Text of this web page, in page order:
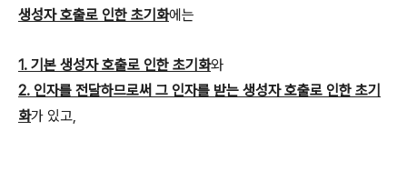
생성자 호출로 인한 초기화에는
1. 기본 생성자 호출로 인한 초기화와
2. 인자를 전달하므로써 그 인자를 받는 생성자 호출로 인한 초기
화가 있고,